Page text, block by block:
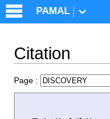
Citation
Page :
PAMAL